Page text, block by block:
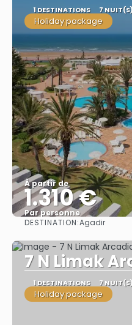
1 DESTINATIONS 7
Holiday package
À partir de
1.310 €
Par personne
DESTINATION:Agadir
7 N Limak
1 DESTINATIONS 7
Holiday package